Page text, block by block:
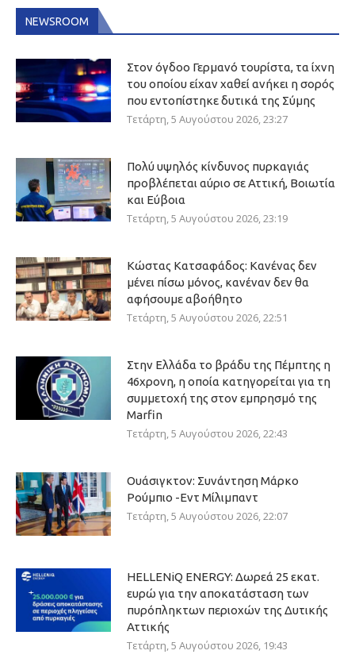
NEWSROOM
Στον όγδοο Γερμανό τουρίστα, τα ίχνη
του οποίου είχαν χαθεί ανήκει η σορός
που εντοπίστηκε δυτικά της Σύμης
Τετάρτη, 5 Αυγούστου 2026, 23:27
Πολύ υψηλός κίνδυνος πυρκαγιάς
προβλέπεται αύριο σε Αττική, Βοιωτία
και Εύβοια
Τετάρτη, 5 Αυγούστου 2026, 23:19
Κώστας Κατσαφάδος: Κανένας δεν
μένει πίσω μόνος, κανέναν δεν θα
αφήσουμε αβοήθητο
Τετάρτη, 5 Αυγούστου 2026, 22:51
Στην Ελλάδα το βράδυ της Πέμπτης η
46χρονη, η οποία κατηγορείται για τη
συμμετοχή της στον εμπρησμό της
Marfin
Τετάρτη, 5 Αυγούστου 2026, 22:43
Ουάσιγκτον: Συνάντηση Μάρκο
Ρούμπιο -Εντ Μίλιμπαντ
Τετάρτη, 5 Αυγούστου 2026, 22:07
HELLENiQ ENERGY: Δωρεά 25 εκατ.
ευρώ για την αποκατάσταση των
πυρόπληκτων περιοχών της Δυτικής
Αττικής
Τετάρτη, 5 Αυγούστου 2026, 19:43